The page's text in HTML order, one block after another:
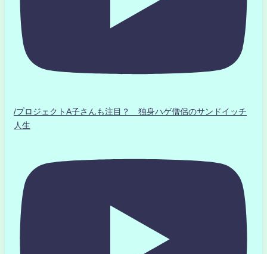
/プロジェクトA子さんも注目？ 独身ハゲ僧侶のサンドイッチ
人生